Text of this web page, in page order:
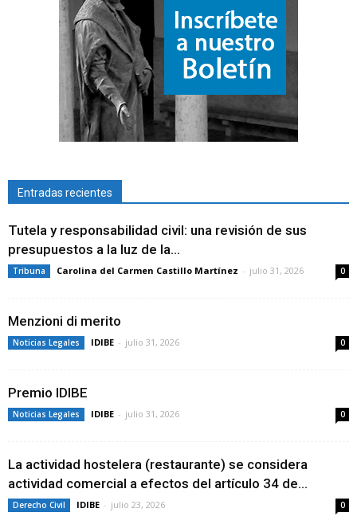
Entradas recientes
Tutela y responsabilidad civil: una revisión de sus
presupuestos a la luz de la...
Tribuna Carolina del Carmen Castillo Martínez - julio 31, 2026 0
Menzioni di merito
Noticias Legales IDIBE - julio 31, 2026 0
Premio IDIBE
Noticias Legales IDIBE - julio 31, 2026 0
La actividad hostelera (restaurante) se considera
actividad comercial a efectos del artículo 34 de...
Derecho Civil IDIBE - julio 23, 2026 0